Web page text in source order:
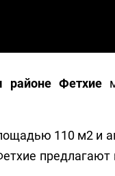
районе Фетхие
110 м2 и